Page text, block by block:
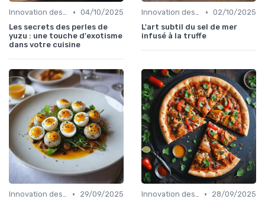
Innovation des recettes • 04/10/2025
Les secrets des perles de
yuzu : une touche d'exotisme
dans votre cuisine
Innovation des recettes • 02/10/2025
L'art subtil du sel de mer
infusé à la truffe
Innovation des recettes •
29/09/2025
Innovation des recettes •
28/09/2025